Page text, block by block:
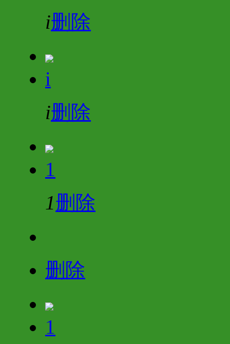
i删除
i
i删除
1
1删除
删除
1